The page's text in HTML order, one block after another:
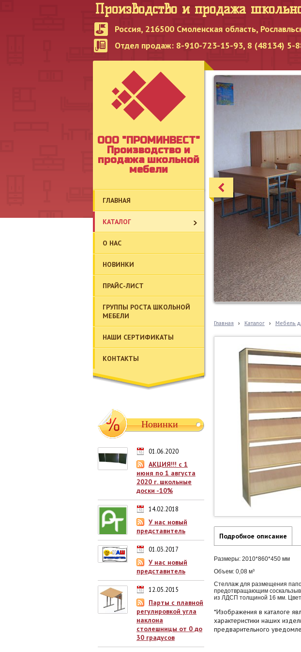
Россия, 216500 Смоленская область,
Отдел продаж: 8-910-723-15-93, 8 (48134) 5-
Производство и продажа
OOO "ПРОМИНВЕСТ"
Производство и
продажа школьной
мебели
ГЛАВНАЯ
КАТАЛОГ
О НАС
НОВИНКИ
ПРАЙС-ЛИСТ
ГРУППЫ РОСТА ШКОЛЬНОЙ
МЕБЕЛИ
НАШИ СЕРТИФИКАТЫ
КОНТАКТЫ
Новинки
01.06.2020
АКЦИЯ!!! с 1
июня по 1 августа
2020 г. школьные
доски -10%
14.02.2018
У нас новый
представитель
01.03.2017
У нас новый
представитель
12.05.2015
Парты с плавной
регулировкой угла
наклона
столешницы от 0 до
30 градусов
Главная › Каталог › Мебель
Подробное описание
Размеры: 2010*860*450 мм
Объем: 0,08 м³
Стеллаж для размещения
предотвращающим
из ЛДСП толщиной 16 мм.
*Изображения в каталоге
характеристики наших
предварительного